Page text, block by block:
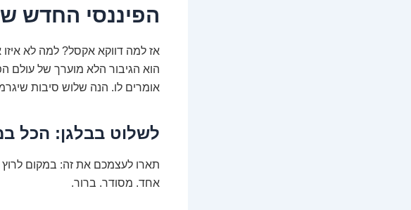
הפיננסי החדש
אז למה דווקא אקסל? למה לא
הוא הגיבור הלא מוערך של עולם
אומרים לו. הנה שלוש סיבות
לשלוט בבלגן: הכל
אחד. מסודר. ברור.